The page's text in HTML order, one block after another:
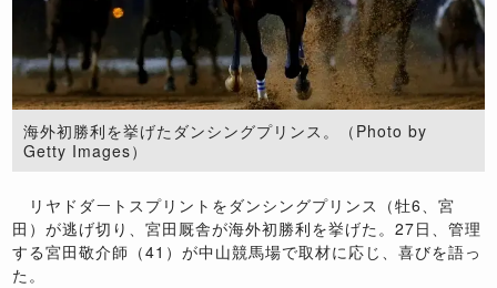
海外初勝利を挙げたダンシングプリンス。（Photo by
Getty Images）
リヤドダートスプリントをダンシングプリンス（牡6、宮
田）が逃げ切り、宮田厩舎が海外初勝利を挙げた。27日、管理
する宮田敬介師（41）が中山競馬場で取材に応じ、喜びを語っ
た。